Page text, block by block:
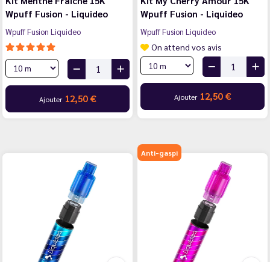
Wpuff Fusion - Liquideo
Wpuff Fusion Liquideo
Ajouter 12,50 €
Wpuff Fusion - Liquideo
Wpuff Fusion Liquideo
On attend vos avis
Ajouter 12,50 €
Anti-gaspi